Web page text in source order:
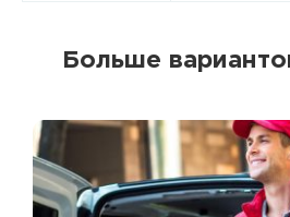
Больше